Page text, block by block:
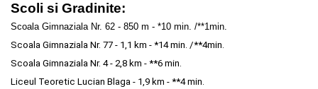
Scoli si Gradinite:
Scoala Gimnaziala Nr. 62 - 850 m - *10 min. /**1min.
Scoala Gimnaziala Nr. 77 - 1,1 km - *14 min. /**4min.
Scoala Gimnaziala Nr. 4- 2,8 km - **6 min.
Liceul Teoretic Lucian Blaga - 1,9 km - **4 min.